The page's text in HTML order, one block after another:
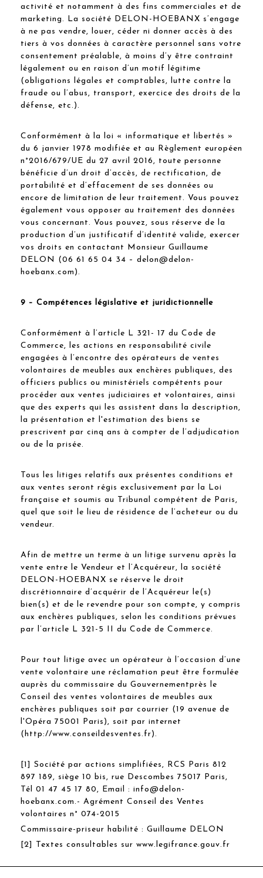
activité et notamment à des fins commerciales et de
marketing. La société DELON-HOEBANX s’engage
à ne pas vendre, louer, céder ni donner accès à des
tiers à vos données à caractère personnel sans votre
consentement préalable, à moins d’y être contraint
légalement ou en raison d’un motif légitime
(obligations légales et comptables, lutte contre la
fraude ou l’abus, transport, exercice des droits de la
défense, etc.).
Conformément à la loi « informatique et libertés »
du 6 janvier 1978 modifiée et au Règlement européen
n°2016/679/UE du 27 avril 2016, toute personne
bénéficie d’un droit d’accès, de rectification, de
portabilité et d’effacement de ses données ou
encore de limitation de leur traitement. Vous pouvez
également vous opposer au traitement des données
vous concernant. Vous pouvez, sous réserve de la
production d’un justificatif d’identité valide, exercer
vos droits en contactant Monsieur Guillaume
DELON (06 61 65 04 34 – delon@delon-
hoebanx.com).
9 – Compétences législative et juridictionnelle
Conformément à l’article L 321- 17 du Code de
Commerce, les actions en responsabilité civile
engagées à l’encontre des opérateurs de ventes
volontaires de meubles aux enchères publiques, des
officiers publics ou ministériels compétents pour
procéder aux ventes judiciaires et volontaires, ainsi
que des experts qui les assistent dans la description,
la présentation et l'estimation des biens se
prescrivent par cinq ans à compter de l’adjudication
ou de la prisée.
Tous les litiges relatifs aux présentes conditions et
aux ventes seront régis exclusivement par la Loi
française et soumis au Tribunal compétent de Paris,
quel que soit le lieu de résidence de l’acheteur ou du
vendeur.
Afin de mettre un terme à un litige survenu après la
vente entre le Vendeur et l’Acquéreur, la société
DELON-HOEBANX se réserve le droit
discrétionnaire d’acquérir de l’Acquéreur le(s)
bien(s) et de le revendre pour son compte, y compris
aux enchères publiques, selon les conditions prévues
par l’article L 321-5 II du Code de Commerce.
Pour tout litige avec un opérateur à l’occasion d’une
vente volontaire une réclamation peut être formulée
auprès du commissaire du Gouvernementprès le
Conseil des ventes volontaires de meubles aux
enchères publiques soit par courrier (19 avenue de
l'Opéra 75001 Paris), soit par internet
(http://www.conseildesventes.fr).
[1] Société par actions simplifiées, RCS Paris 812
897 189, siège 10 bis, rue Descombes 75017 Paris,
Tél 01 47 45 17 80, Email : info@delon-
hoebanx.com.- Agrément Conseil des Ventes
volontaires n° 074-2015
Commissaire-priseur habilité : Guillaume DELON
[2] Textes consultables sur www.legifrance.gouv.fr